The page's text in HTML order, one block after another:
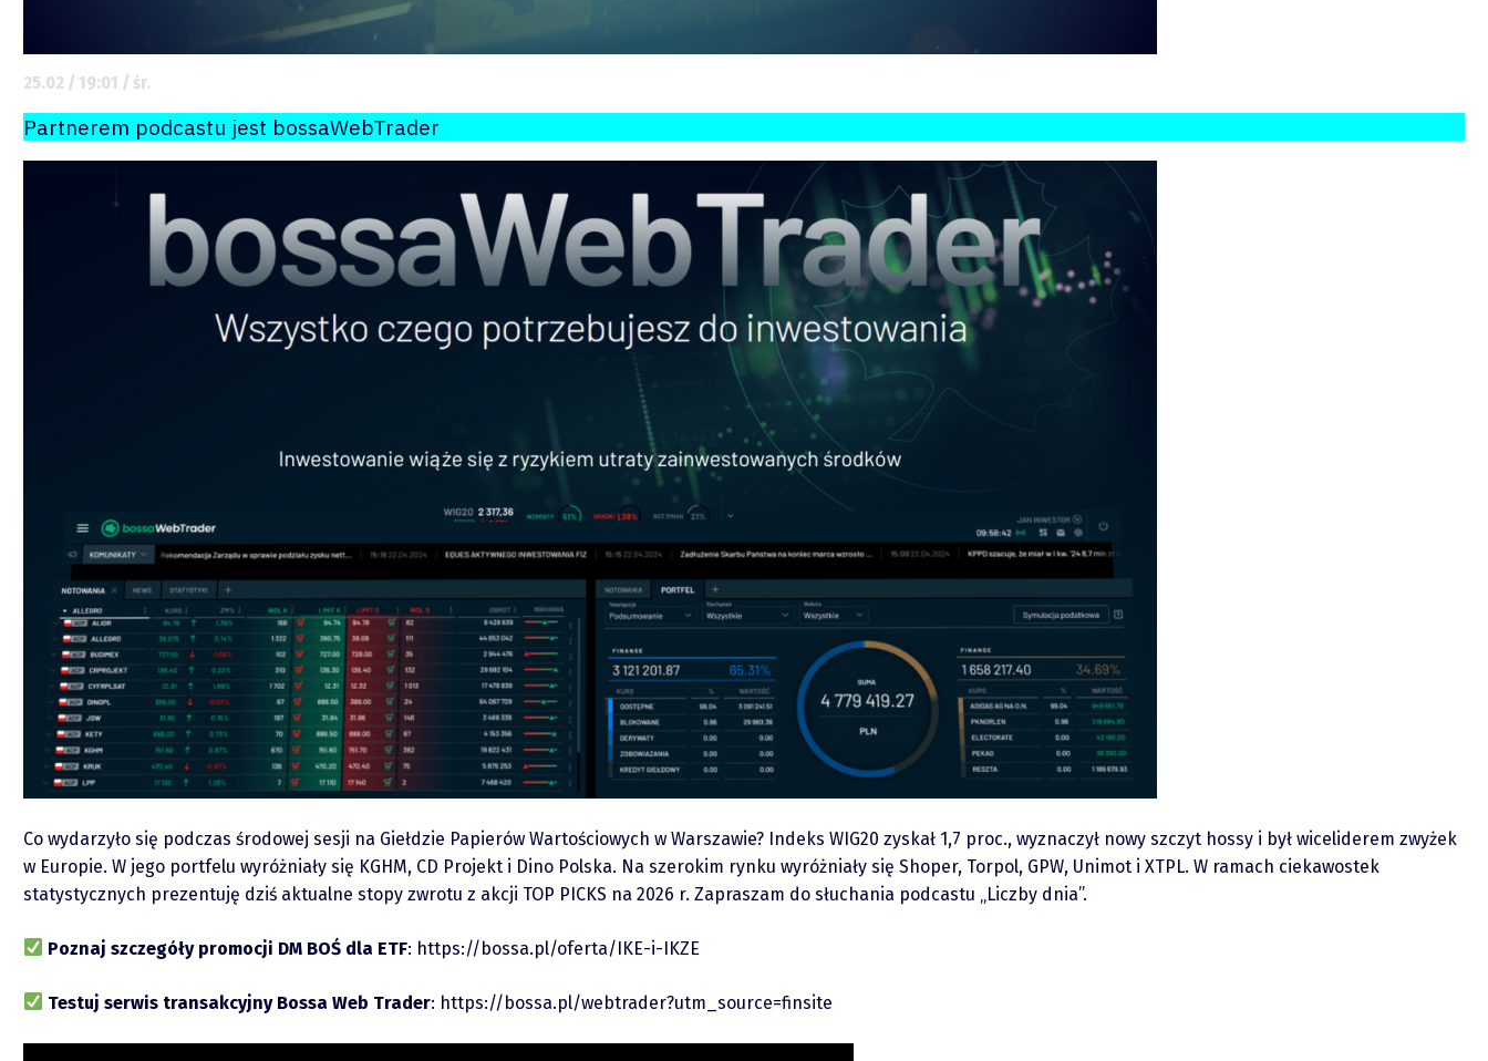
Raporty
Podcasty
piotrek.zajac@pm.me
Twitter
YouTube
LinkedIn
25.02 / 19:01 / śr.
Partnerem podcastu jest bossaWebTrader
Co wydarzyło się podczas środowej sesji na Giełdzie Papierów Wartościowych w Warszawie? Indeks WIG20 zyskał 1,7 proc., wyznaczył nowy szczyt hossy i był wiceliderem zwyżek
w Europie. W jego portfelu wyróżniały się KGHM, CD Projekt i Dino Polska. Na szerokim rynku wyróżniały się Shoper, Torpol, GPW, Unimot i XTPL. W ramach ciekawostek
statystycznych prezentuję dziś aktualne stopy zwrotu z akcji TOP PICKS na 2026 r. Zapraszam do słuchania podcastu „Liczby dnia”.
Poznaj szczegóły promocji DM BOŚ dla ETF: https://bossa.pl/oferta/IKE-i-IKZE
Testuj serwis transakcyjny Bossa Web Trader: https://bossa.pl/webtrader?utm_source=finsite